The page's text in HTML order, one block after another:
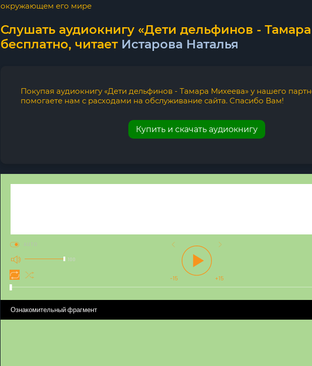
окружающем его мире
Слушать аудиокнигу «Дети дельфинов -
бесплатно, читает Истарова Наталья
Покупая аудиокнигу «Дети дельфинов - Тамара Михеева» у нашего
помогаете нам с расходами на обслуживание сайта. Спасибо Вам!
Купить и скачать аудиокнигу
100
-15 +15
AUTO
Ознакомительный фрагмент